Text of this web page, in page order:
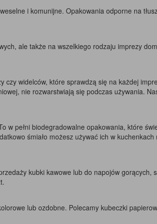
i komunijne. Opakowania odporne na
ale także na wszelkiego rodzaju imprezy
widelców, które sprawdzą się na każdej
nie rozwarstwiają się podczas używania.
pełni biodegradowalne opakowania, które
śmiało możesz używać ich w
kubki kawowe lub do napojów
lub ozdobne. Polecamy kubeczki